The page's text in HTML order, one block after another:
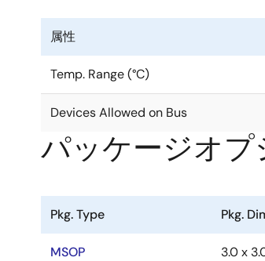
属性
Temp. Range (°C)
Devices Allowed on Bus
パッケージオプ
Pkg. Type Pkg.
MSOP 3.0 x